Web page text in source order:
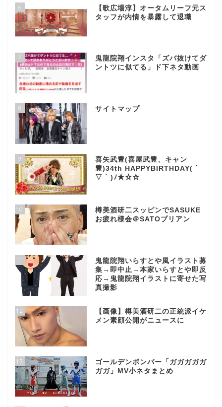
6
【歌広場淳】オータムリーフ元ス
タッフが内情を暴露して退職
7
鬼龍院翔インスタ「ズバ抜けてダ
ントツに似てる」ド下ネタ動画
8 サイトマップ
9
喜矢武豊(喜屋武豊、キャン
豊)34th HAPPYBIRTHDAY( ´
▽ ` )ﾉ★☆☆
10
樽美酒研二スッピンでSASUKE
お疲れ様会＠SATOブリアン
11
鬼龍院翔いらすとや風イラスト募
集→即中止→本家いらすとや即反
応→鬼龍院翔イラストに寄せた写
真撮影
12
【画像】樽美酒研二の正統派イケ
メン素顔公開がニュースに
13
ゴールデンボンバー「ガガガガガ
ガガ」MV小ネタまとめ